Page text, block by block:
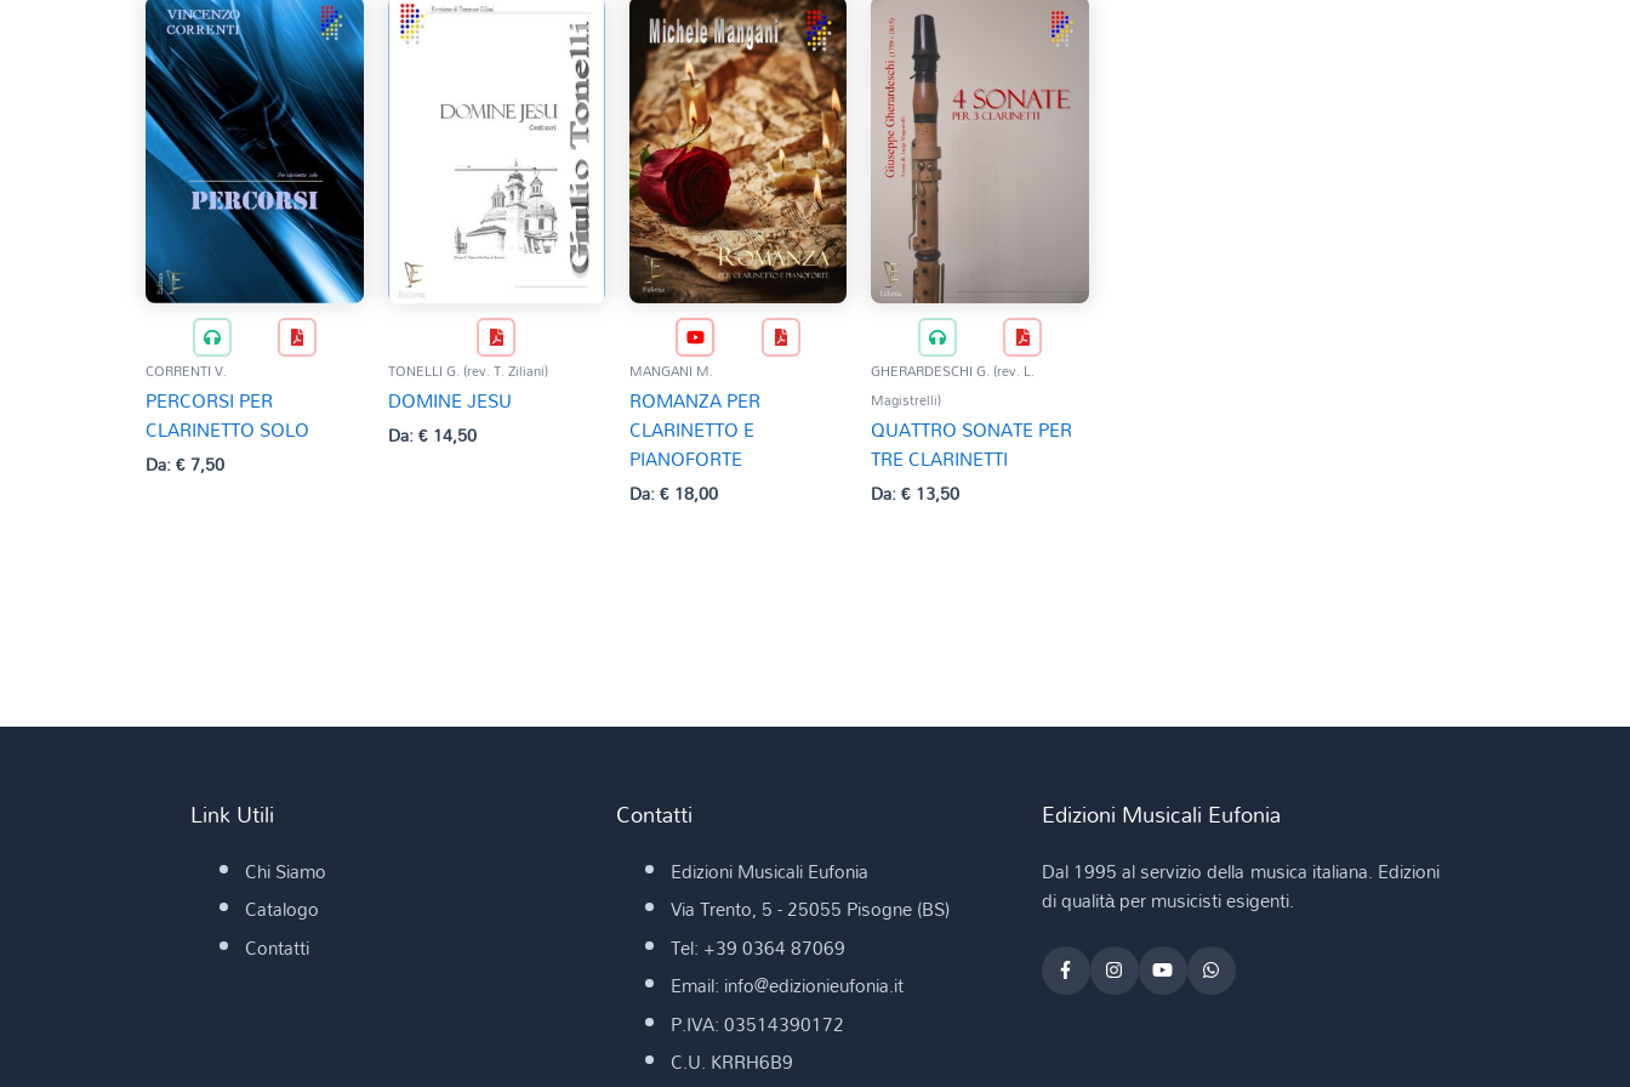
CORRENTI V.
PERCORSI PER
CLARINETTO SOLO
Da:€7,50
TONELLI G. (rev. T. Ziliani)
DOMINE JESU
Da:€14,50
MANGANI M.
ROMANZA PER
CLARINETTO E
PIANOFORTE
Da:€18,00
GHERARDESCHI G. (rev. L.
Magistrelli)
QUATTRO SONATE PER
TRE CLARINETTI
Da:€13,50
Link Utili
Chi Siamo
Catalogo
Contatti
Contatti
Edizioni Musicali Eufonia
Via Trento, 5 - 25055 Pisogne (BS)
Tel: +39 0364 87069
Email: info@edizionieufonia.it
P.IVA: 03514390172
C.U. KRRH6B9
Edizioni Musicali Eufonia
Dal 1995 al servizio della musica italiana. Edizioni
di qualità per musicisti esigenti.